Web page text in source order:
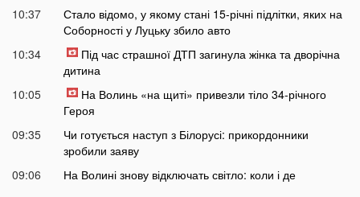
10:37
Стало відомо, у якому стані 15-річні підлітки, яких на
Соборності у Луцьку збило авто
10:34
Під час страшної ДТП загинула жінка та дворічна
дитина
10:05
На Волинь «на щиті» привезли тіло 34-річного
Героя
09:35
Чи готується наступ з Білорусі: прикордонники
зробили заяву
09:06
На Волині знову відключать світло: коли і де